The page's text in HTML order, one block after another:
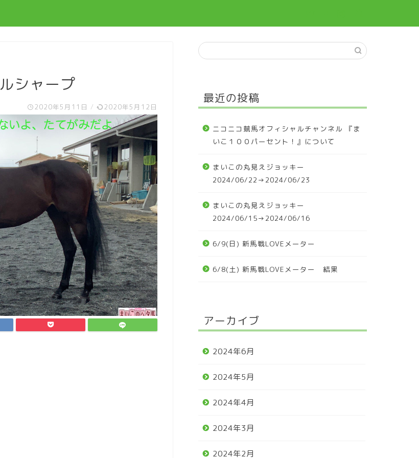
シャープ
2020年5月11日 / 2020年5月12日
最近の投稿
ニコニコ競馬オフィシャルチャンネル 『ま
いこ１００パーセント！』について
まいこの丸見えジョッキー
2024/06/22→2024/06/23
まいこの丸見えジョッキー
2024/06/15→2024/06/16
6/9(日) 新馬戦LOVEメーター
6/8(土) 新馬戦LOVEメーター 結果
アーカイブ
2024年6月
2024年5月
2024年4月
2024年3月
2024年2月